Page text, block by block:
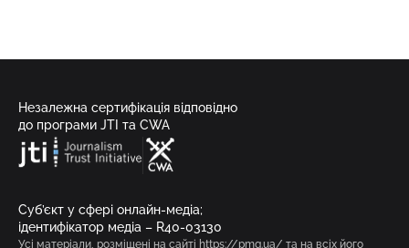
Незалежна сертифікація відповідно
до програми JTI та CWA
Суб’єкт у сфері онлайн-медіа;
ідентифікатор медіа – R40-03130
Усі матеріали, розміщені на сайті https://pmg.ua/ та на всіх його